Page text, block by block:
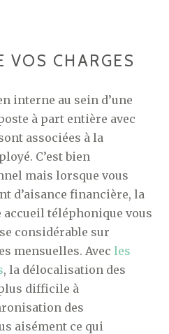
VOS CHARGES
interne au sein d’une
à part entière avec
associées à la
C’est bien
mais lorsque vous
d’aisance financière, la
téléphonique vous
considérable sur
mensuelles. Avecles
, la délocalisation des
difficile à
des
aisément ce qui